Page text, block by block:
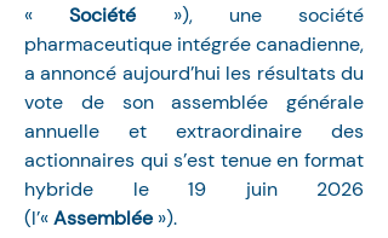
« Société »), une société
pharmaceutique intégrée canadienne,
a annoncé aujourd’hui les résultats du
vote de son assemblée générale
annuelle et extraordinaire des
actionnaires qui s’est tenue en format
hybride le 19 juin 2026
(l’« Assemblée »).